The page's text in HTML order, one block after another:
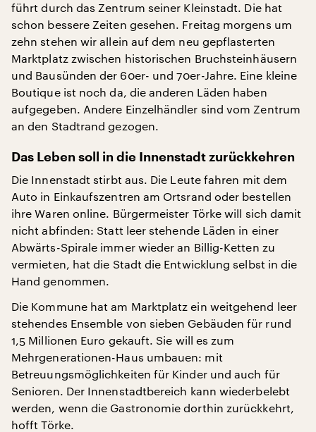
führt durch das Zentrum seiner Kleinstadt. Die hat
schon bessere Zeiten gesehen. Freitag morgens um
zehn stehen wir allein auf dem neu gepflasterten
Marktplatz zwischen historischen Bruchsteinhäusern
und Bausünden der 60er- und 70er-Jahre. Eine kleine
Boutique ist noch da, die anderen Läden haben
aufgegeben. Andere Einzelhändler sind vom Zentrum
an den Stadtrand gezogen.
Das Leben soll in die Innenstadt zurückkehren
Die Innenstadt stirbt aus. Die Leute fahren mit dem
Auto in Einkaufszentren am Ortsrand oder bestellen
ihre Waren online. Bürgermeister Törke will sich damit
nicht abfinden: Statt leer stehende Läden in einer
Abwärts-Spirale immer wieder an Billig-Ketten zu
vermieten, hat die Stadt die Entwicklung selbst in die
Hand genommen.
Die Kommune hat am Marktplatz ein weitgehend leer
stehendes Ensemble von sieben Gebäuden für rund
1,5 Millionen Euro gekauft. Sie will es zum
Mehrgenerationen-Haus umbauen: mit
Betreuungsmöglichkeiten für Kinder und auch für
Senioren. Der Innenstadtbereich kann wiederbelebt
werden, wenn die Gastronomie dorthin zurückkehrt,
hofft Törke.